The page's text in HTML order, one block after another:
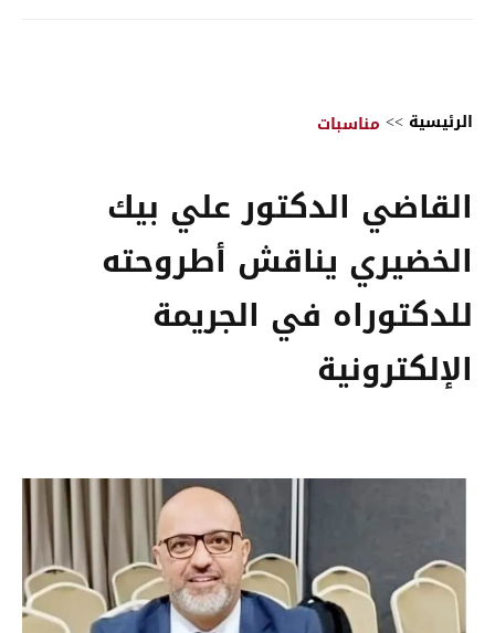
الرئيسية >> مناسبات
القاضي الدكتور علي بيك
الخضيري يناقش أطروحته
للدكتوراه في الجريمة
الإلكترونية